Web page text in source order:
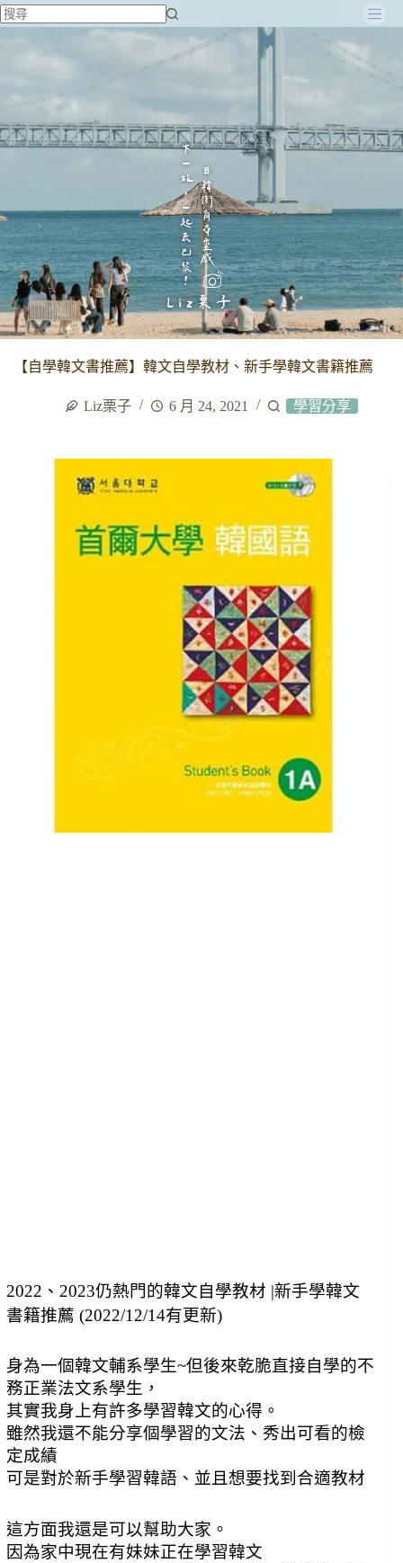
跳
容
【自學韓文書推薦】韓文自學教材、新手學韓文書籍推薦
Liz栗子 6 月 24, 2021 學習分享
2022、2023仍熱門的韓文自學教材 |新手學韓文
書籍推薦 (2022/12/14有更新)
身為一個韓文輔系學生~但後來乾脆直接自學的不
務正業法文系學生，
其實我身上有許多學習韓文的心得。
雖然我還不能分享個學習的文法、秀出可看的檢
定成績
可是對於新手學習韓語、並且想要找到合適教材
這方面我還是可以幫助大家。
因為家中現在有妹妹正在學習韓文